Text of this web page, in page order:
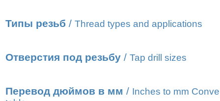
Типы резьб / Thread types and applications
Отверстия под резьбу / Tap drill sizes
Перевод дюймов в мм / Inches to mm